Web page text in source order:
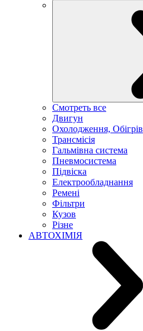
Смотреть все
Двигун
Охолодження, Обігрів
Трансмісія
Гальмівна система
Пневмосистема
Підвіска
Електрообладнання
Ремені
Фільтри
Кузов
Різне
АВТОХІМІЯ